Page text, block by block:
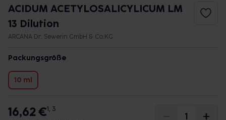
ACIDUM ACETYLOSALICYLICUM LM
13 Dilution
ARCANA Dr. Sewerin GmbH & Co.KG
Packungsgröße
10 ml
16,62 €1, 3